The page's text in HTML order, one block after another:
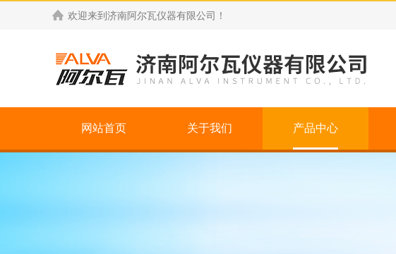
欢迎来到 济南阿尔瓦仪器有限公司 ！
网站首页 关于我们 产品中心